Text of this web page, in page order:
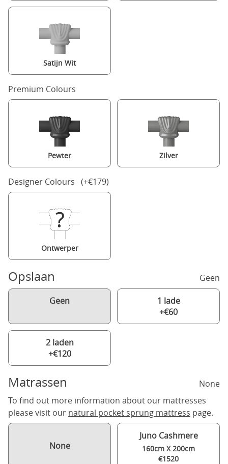
Satijn Wit
Premium Colours
Pewter Zilver
Designer Colours (+€179)
Ontwerper
Opslaan Geen
Geen
1 lade
+€60
2 laden
+€120
Matrassen
None
To find out more information about our mattresses
please visit our natural pocket sprung mattress page.
None
Juno Cashmere
160cm X 200cm
€1520